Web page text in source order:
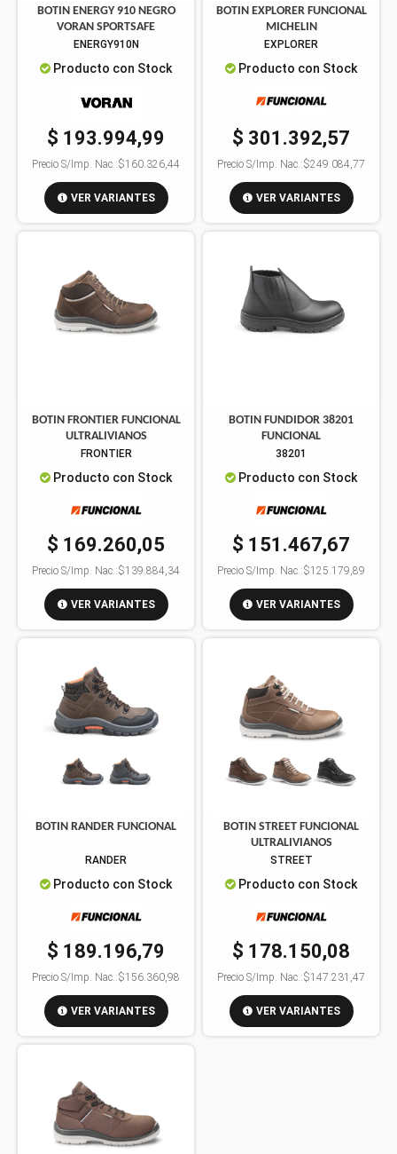
BOTIN ENERGY 910 NEGRO
VORAN SPORTSAFE
ENERGY910N
Producto con Stock
$ 193.994,99
Precio S/Imp. Nac.:$160.326,44
VER VARIANTES
BOTIN EXPLORER FUNCIONAL
MICHELIN
EXPLORER
Producto con Stock
$ 301.392,57
Precio S/Imp. Nac.:$249.084,77
VER VARIANTES
BOTIN FRONTIER FUNCIONAL
ULTRALIVIANOS
FRONTIER
Producto con Stock
$ 169.260,05
Precio S/Imp. Nac.:$139.884,34
VER VARIANTES
BOTIN FUNDIDOR 38201
FUNCIONAL
38201
Producto con Stock
$ 151.467,67
Precio S/Imp. Nac.:$125.179,89
VER VARIANTES
BOTIN RANDER FUNCIONAL
RANDER
Producto con Stock
$ 189.196,79
Precio S/Imp. Nac.:$156.360,98
VER VARIANTES
BOTIN STREET FUNCIONAL
ULTRALIVIANOS
STREET
Producto con Stock
$ 178.150,08
Precio S/Imp. Nac.:$147.231,47
VER VARIANTES